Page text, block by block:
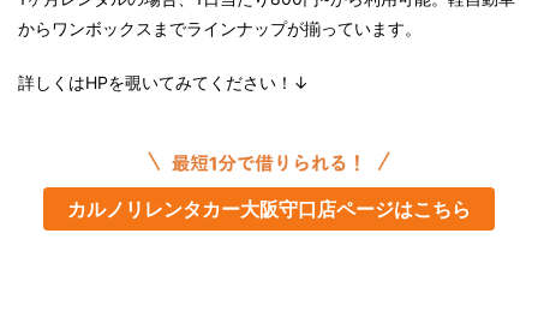
からワンボックスまでラインナップが揃っています。
詳しくはHPを覗いてみてください！↓
カルノリレンタカー大阪守口店ページはこちら